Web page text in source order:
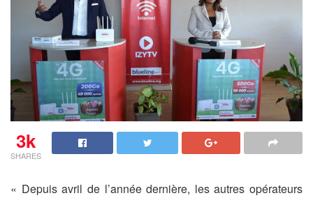
3k
SHARES
« Depuis avril de l’année dernière, les autres opérateurs